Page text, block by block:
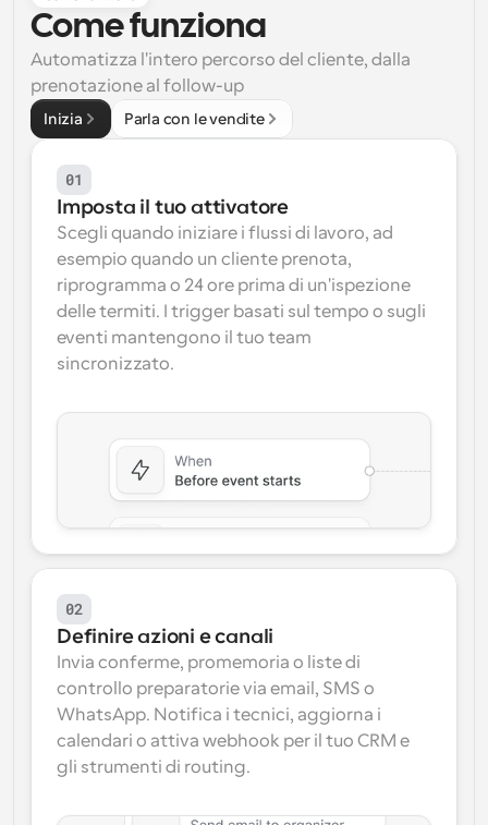
Programmazione potenziata con chiamate
Flussi di lavoro
Automatizzare la pianificazione e i promemoria
Blog
Rimani aggiornato con le ultime notizie e aggiornamenti
Riunioni Instantanee
Incontrare i clienti in pochi minuti
Link di Gruppo Dinamico
Prenota senza sforzo riunioni con più persone
Webhook
Ricevi una notifica quando succede qualcosa
Come funziona
Automatizza l'intero percorso del cliente, dalla
prenotazione al follow-up
Inizia Parla con le vendite
01
Imposta il tuo attivatore
Scegli quando iniziare i flussi di lavoro, ad
esempio quando un cliente prenota,
riprogramma o 24 ore prima di un'ispezione
delle termiti. I trigger basati sul tempo o sugli
eventi mantengono il tuo team
sincronizzato.
02
Definire azioni e canali
Invia conferme, promemoria o liste di
controllo preparatorie via email, SMS o
WhatsApp. Notifica i tecnici, aggiorna i
calendari o attiva webhook per il tuo CRM e
gli strumenti di routing.